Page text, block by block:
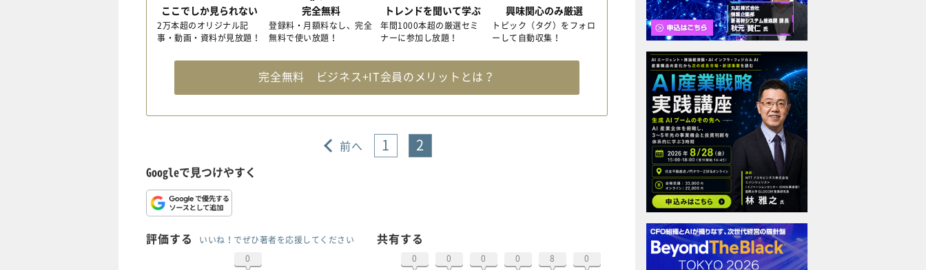
ここでしか見られない
2万本超のオリジナル記
事・動画・資料が見放題！
完全無料
登録料・月額料なし、完全
無料で使い放題！
トレンドを聞いて学ぶ
年間1000本超の厳選セミ
ナーに参加し放題！
興味関心のみ厳選
トピック（タグ）をフォロ
ーして自動収集！
完全無料 ビジネス+IT会員のメリットとは？
前へ 1 2
Googleで見つけやすく
評価する
いいね！でぜひ著者を応援してください
0
共有する
0 0 0 0 8 0